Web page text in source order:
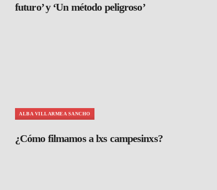
futuro’ y ‘Un método peligroso’
ALBA VILLARMEA SANCHO
¿Cómo filmamos a lxs campesinxs?